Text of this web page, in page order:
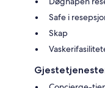
Safe i
Skap